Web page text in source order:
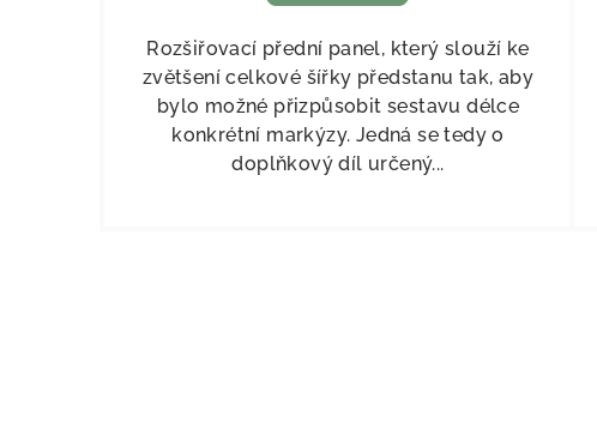
Rozšiřovací přední panel, který slouží ke
zvětšení celkové šířky předstanu tak, aby
bylo možné přizpůsobit sestavu délce
konkrétní markýzy. Jedná se tedy o
doplňkový díl určený...